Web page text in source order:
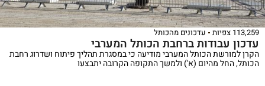
113,259 צפיות עדכונים מהכותל
עדכון עבודות ברחבת הכותל המערבי
הקרן למורשת הכותל המערבי מודיעה כי במסגרת תהליך פיתוח ושדרוג רחבת
הכותל, החל מהיום (א') ולמשך התקופה הקרובה יתבצעו